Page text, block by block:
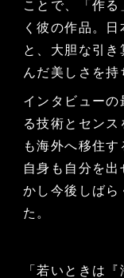
ことで、「作
く彼の作品。
と、大胆な引
んだ美しさを持
インタビュー
る技術とセン
も海外へ移住
自身も自分を
かし今後しばら
た。
「若いときは